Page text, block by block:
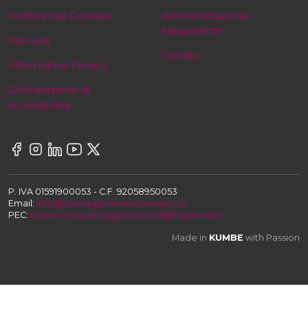
Preferenze Cookies
Stampa
Informativa Privacy
Dichiarazione di
accessibilità
Amministrazione
trasparente
Credits
P. IVA 01591900053 - C.F. 92058950053
Email: info@paesaggivitivinicoliunesco.it
PEC: patrimoniopaesaggivitivinicoli@legalmail.it
Made in KUMBE with Passion